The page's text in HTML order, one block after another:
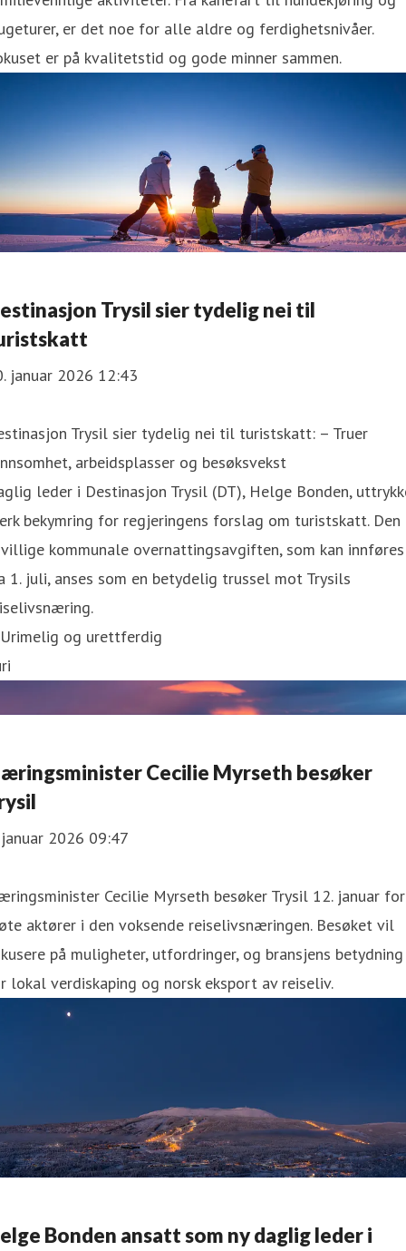
er det noe for alle aldre og ferdighetsnivåer.
er på kvalitetstid og gode minner sammen.
Trysil sier tydelig nei til
januar 2026 12:43
Trysil sier tydelig nei til turistskatt: – Truer
arbeidsplasser og besøksvekst
leder i Destinasjon Trysil (DT), Helge Bonden,
bekymring for regjeringens forslag om turistskatt. Den
kommunale overnattingsavgiften, som kan innføres
1. juli, anses som en betydelig trussel mot Trysils
og urettferdig
Cecilie Myrseth besøker
2026 09:47
Cecilie Myrseth besøker Trysil 12. januar
aktører i den voksende reiselivsnæringen. Besøket vil
på muligheter, utfordringer, og bransjens betydning
lokal verdiskaping og norsk eksport av reiseliv.
Bonden ansatt som ny daglig leder i